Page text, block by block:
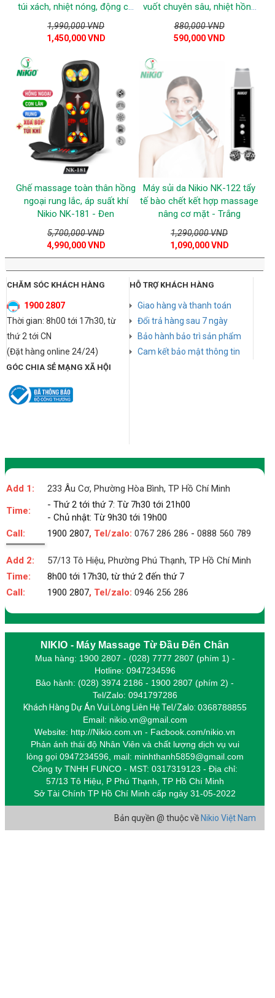
túi xách, nhiệt nóng, động cơ
không chổi than êm ái bền bỉ
1,990,000 VND
1,450,000 VND
vuốt chuyên sâu, nhiệt hồng
ngoại
880,000 VND
590,000 VND
Ghế massage toàn thân hồng
ngoại rung lắc, áp suất khí
Nikio NK-181 - Đen
5,700,000 VND
4,990,000 VND
Máy sủi da Nikio NK-122 tẩy
tế bào chết kết hợp massage
nâng cơ mặt - Trắng
1,290,000 VND
1,090,000 VND
CHĂM SÓC KHÁCH HÀNG
1900 2807
Thời gian: 8h00 tới 17h30, từ
thứ 2 tới CN
(Đặt hàng online 24/24)
HỖ TRỢ KHÁCH HÀNG
Giao hàng và thanh toán
Đổi trả hàng sau 7 ngày
Bảo hành bảo trì sản phẩm
Cam kết bảo mật thông tin
GÓC CHIA SẺ MẠNG XÃ HỘI
Add 1: 233 Âu Cơ, Phường Hòa Bình, TP Hồ Chí Minh
Time:
- Thứ 2 tới thứ 7: Từ 7h30 tới 21h00
- Chủ nhật: Từ 9h30 tới 19h00
Call:
1900 2807, Tel/zalo:0767 286 286 -0888 560 789
Add 2:
57/13 Tô Hiệu, Phường Phú Thạnh, TP Hồ Chí Minh
Time:
8h00 tới 17h30, từ thứ 2 đến thứ 7
Call:
1900 2807, Tel/zalo:0946 256 286
NIKIO - Máy Massage Từ Đầu Đến Chân
Mua hàng: 1900 2807 - (028) 7777 2807 (phím 1) -
Hotline: 0947234596
Bảo hành: (028) 3974 2186 - 1900 2807 (phím 2) -
Tel/Zalo: 0941797286
Khách Hàng Dự Án Vui Lòng Liên Hệ Tel/Zalo: 0368788855
Email: nikio.vn@gmail.com
Website: http://Nikio.com.vn - Facbook.com/nikio.vn
Phản ánh thái độ Nhân Viên và chất lượng dịch vụ vui
lòng gọi 0947234596, mail: minhthanh5859@gmail.com
Công ty TNHH FUNCO - MST: 0317319123 - Địa chỉ:
57/13 Tô Hiệu, P Phú Thạnh, TP Hồ Chí Minh
Sở Tài Chính TP Hồ Chí Minh cấp ngày 31-05-2022
Bản quyền @ thuộc về Nikio Việt Nam